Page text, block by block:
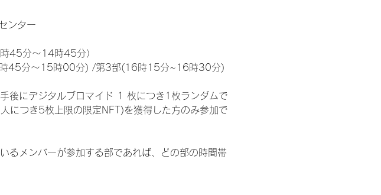
ンター
45分～14時45分）
分～15時00分) /第3部(16時15分~16時30分)
後にデジタルブロマイド 1 枚につき1枚ランダムで
につき5枚上限の限定NFT)を獲得した方のみ参加で
るメンバーが参加する部であれば、どの部の時間帯